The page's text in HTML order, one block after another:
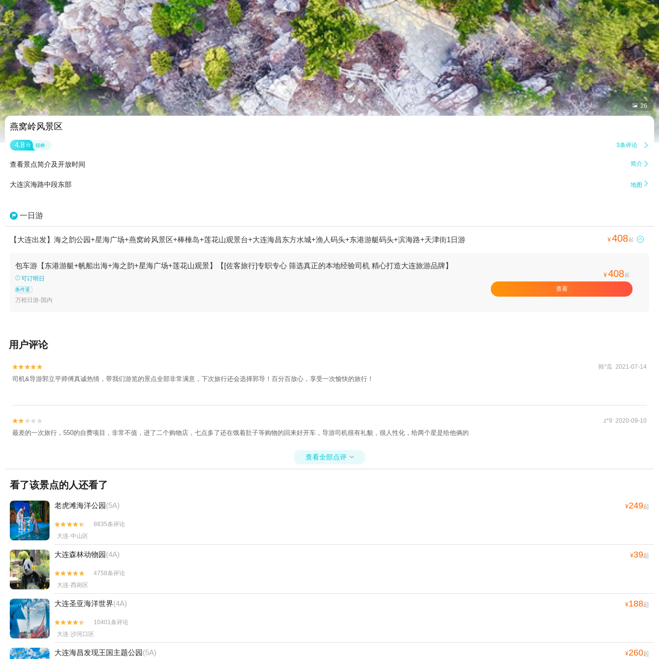
 26
燕窝岭风景区
4.8 分 很棒 3条评论 
查看景点简介及开放时间 简介 
大连滨海路中段东部 地图 
一日游
【大连出发】海之韵公园+星海广场+燕窝岭风景区+棒棰岛+莲花山观景台+大连海昌东方水城+渔人码头+东港游艇码头+滨海路+天津街1日游 ¥408起 
包车游【东港游艇+帆船出海+海之韵+星海广场+莲花山观景】【[佐客旅行]专职专心 筛选真正的本地经验司机 精心打造大连旅游品牌】
可订明日
条件退
万程日游-国内
¥408起
查看
用户评论

 韩*瓜 2021-07-14
司机&导游郭立平师傅真诚热情，带我们游览的景点全部非常满意，下次旅行还会选择郭导！百分百放心，享受一次愉快的旅行！

 z*9 2020-09-10
最差的一次旅行，550的自费项目，非常不值，进了二个购物店，七点多了还在饿着肚子等购物的回来好开车，导游司机很有礼貌，很人性化，给两个星是给他俩的
查看全部点评 
看了该景点的人还看了
老虎滩海洋公园(5A) ¥249起


8835条评论
大连·中山区
大连森林动物园(4A) ¥39起


4758条评论
大连·西岗区
大连圣亚海洋世界(4A) ¥188起


10401条评论
大连·沙河口区
大连海昌发现王国主题公园(5A) ¥260起